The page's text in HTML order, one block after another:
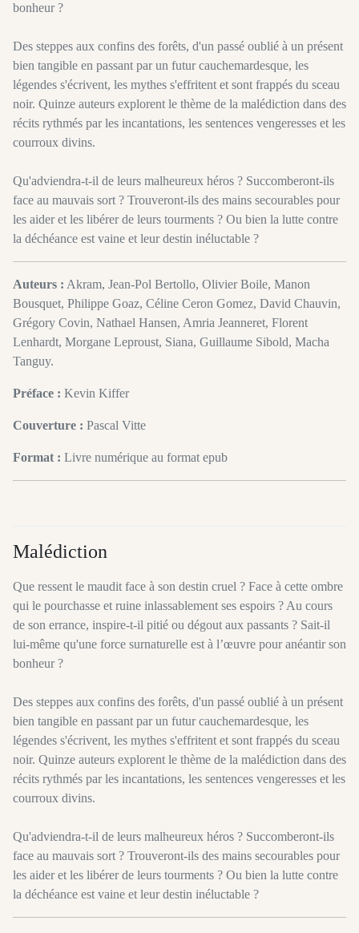
bonheur ?
Des steppes aux confins des forêts, d'un passé oublié à un présent
bien tangible en passant par un futur cauchemardesque, les
légendes s'écrivent, les mythes s'effritent et sont frappés du sceau
noir. Quinze auteurs explorent le thème de la malédiction dans des
récits rythmés par les incantations, les sentences vengeresses et les
courroux divins.
Qu'adviendra-t-il de leurs malheureux héros ? Succomberont-ils
face au mauvais sort ? Trouveront-ils des mains secourables pour
les aider et les libérer de leurs tourments ? Ou bien la lutte contre
la déchéance est vaine et leur destin inéluctable ?
Auteurs : Akram, Jean-Pol Bertollo, Olivier Boile, Manon
Bousquet, Philippe Goaz, Céline Ceron Gomez, David Chauvin,
Grégory Covin, Nathael Hansen, Amria Jeanneret, Florent
Lenhardt, Morgane Leproust, Siana, Guillaume Sibold, Macha
Tanguy.
Préface : Kevin Kiffer
Couverture : Pascal Vitte
Format : Livre numérique au format epub
Malédiction
Que ressent le maudit face à son destin cruel ? Face à cette ombre
qui le pourchasse et ruine inlassablement ses espoirs ? Au cours
de son errance, inspire-t-il pitié ou dégout aux passants ? Sait-il
lui-même qu'une force surnaturelle est à l’œuvre pour anéantir son
bonheur ?
Des steppes aux confins des forêts, d'un passé oublié à un présent
bien tangible en passant par un futur cauchemardesque, les
légendes s'écrivent, les mythes s'effritent et sont frappés du sceau
noir. Quinze auteurs explorent le thème de la malédiction dans des
récits rythmés par les incantations, les sentences vengeresses et les
courroux divins.
Qu'adviendra-t-il de leurs malheureux héros ? Succomberont-ils
face au mauvais sort ? Trouveront-ils des mains secourables pour
les aider et les libérer de leurs tourments ? Ou bien la lutte contre
la déchéance est vaine et leur destin inéluctable ?